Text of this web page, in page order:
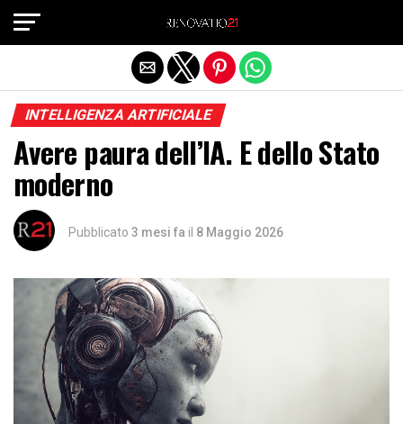
INTELLIGENZA ARTIFICIALE
Avere paura dell’IA. E dello Stato
moderno
Pubblicato 3 mesi fa il 8 Maggio 2026
Exit mobile version